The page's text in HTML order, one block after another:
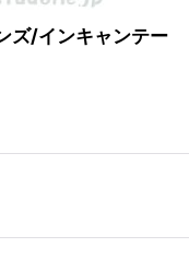
ズ/インキャンテー